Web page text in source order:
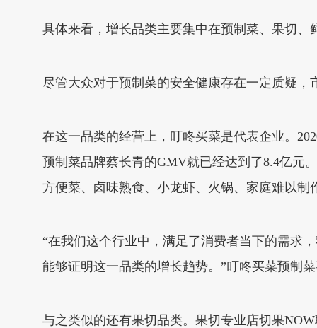
具体来看，增长品类主要集中在预制菜、果切、
尽管大众对于预制菜的安全健康存在一定质疑
在这一品类的经营上，叮咚买菜是代表企业。
预制菜品牌蔡长青的GMV就已经达到了8.4亿元
方便菜、卤味熟食、小龙虾、火锅、家庭难以制
“在我们这个行业中，满足了消费者当下的需求
能够证明这一品类的增长趋势。”叮咚买菜预制
与之类似的还有果切品类。果切专业店切果